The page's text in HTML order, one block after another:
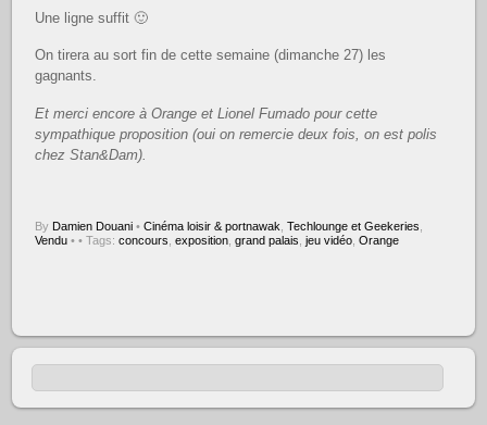
Une ligne suffit 🙂
On tirera au sort fin de cette semaine (dimanche 27) les
gagnants.
Et merci encore à Orange et Lionel Fumado pour cette
sympathique proposition (oui on remercie deux fois, on est polis
chez Stan&Dam).
By Damien Douani • Cinéma loisir & portnawak ,Techlounge et Geekeries
Vendu • • Tags:concours ,exposition ,grand palais ,jeu vidéo ,Orange